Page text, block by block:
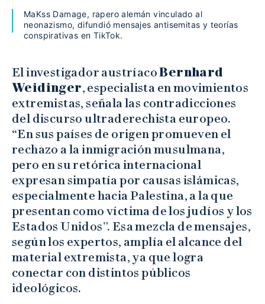
MaKss Damage, rapero alemán vinculado al
neonazismo, difundió mensajes antisemitas y teorías
conspirativas en TikTok.
El investigador austríacoBernhard
Weidinger, especialista en movimientos
extremistas, señala las contradicciones
del discurso ultraderechista europeo.
“En sus países de origen promueven el
rechazo a la inmigración musulmana,
pero en su retórica internacional
expresan simpatía por causas islámicas,
especialmente hacia Palestina, a la que
presentan como víctima de los judíos y los
Estados Unidos”. Esa mezcla de mensajes,
según los expertos, amplía el alcance del
material extremista, ya que logra
conectar con distintos públicos
ideológicos.